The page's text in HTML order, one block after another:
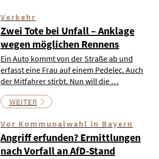
Verkehr
Zwei Tote bei Unfall – Anklage
wegen möglichen Rennens
Ein Auto kommt von der Straße ab und
erfasst eine Frau auf einem Pedelec. Auch
der Mitfahrer stirbt. Nun will die …
WEITER
Vor Kommunalwahl in Bayern
Angriff erfunden? Ermittlungen
nach Vorfall an AfD-Stand